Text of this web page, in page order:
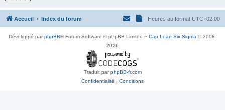
Accueil Index du forum Heures au format UTC+02:00
Développé parphpBB® Forum Software © phpBB Limited ~ Cap Lean Six Sigma © 2008-
2026
Traduit parphpBB-fr.com
Confidentialité | Conditions